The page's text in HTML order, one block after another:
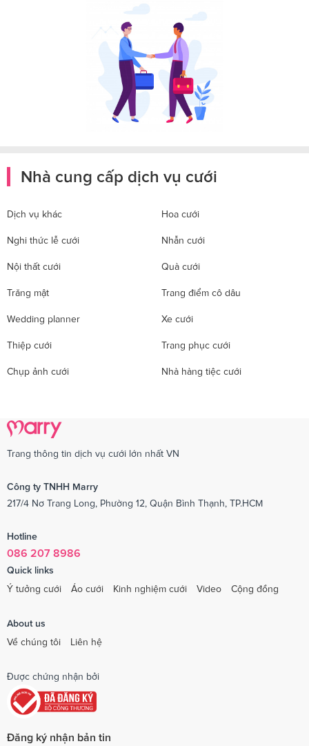
Nhà cung cấp dịch vụ cưới
Dịch vụ khác Hoa cưới
Nghi thức lễ cưới Nhẫn cưới
Nội thất cưới Quà cưới
Trăng mật Trang điểm cô dâu
Wedding planner Xe cưới
Thiệp cưới Trang phục cưới
Chụp ảnh cưới Nhà hàng tiệc cưới
Trang thông tin dịch vụ cưới lớn nhất VN
Công ty TNHH Marry
217/4 Nơ Trang Long, Phường 12, Quận Bình Thạnh, TP.HCM
Hotline
086 207 8986
Quick links
Ý tưởng cưới
Áo cưới Kinh nghiệm cưới Video Cộng đồng
About us
Về chúng tôi
Liên hệ
Được chứng nhận bởi
Đăng ký nhận bản tin